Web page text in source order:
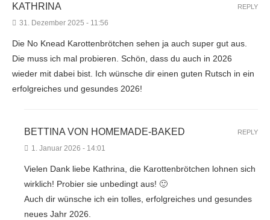
KATHRINA
31. Dezember 2025 - 11:56
Die No Knead Karottenbrötchen sehen ja auch super gut aus.
Die muss ich mal probieren. Schön, dass du auch in 2026
wieder mit dabei bist. Ich wünsche dir einen guten Rutsch in ein
erfolgreiches und gesundes 2026!
REPLY
BETTINA VON HOMEMADE-BAKED
1. Januar 2026 - 14:01
Vielen Dank liebe Kathrina, die Karottenbrötchen lohnen sich
wirklich! Probier sie unbedingt aus! 🙂
Auch dir wünsche ich ein tolles, erfolgreiches und gesundes
neues Jahr 2026.
REPLY